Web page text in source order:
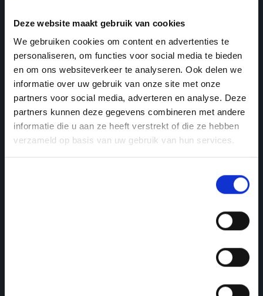
Deze website maakt gebruik van cookies
We gebruiken cookies om content en advertenties te
personaliseren, om functies voor social media te bieden
en om ons websiteverkeer te analyseren. Ook delen we
informatie over uw gebruik van onze site met onze
partners voor social media, adverteren en analyse. Deze
partners kunnen deze gegevens combineren met andere
informatie die u aan ze heeft verstrekt of die ze hebben
verzameld op basis van uw gebruik van hun services.